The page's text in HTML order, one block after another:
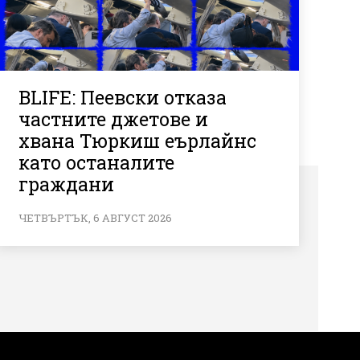
BLIFE: Пеевски отказа
частните джетове и
хвана Тюркиш еърлайнс
като останалите
граждани
ЧЕТВЪРТЪК, 6 АВГУСТ 2026